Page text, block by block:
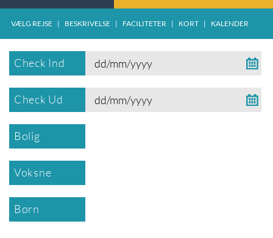
VÆLG REJSE | BESKRIVELSE | FACILITETER | KORT | KALENDER
Check Ind
Check Ud
Bolig
Voksne
Børn